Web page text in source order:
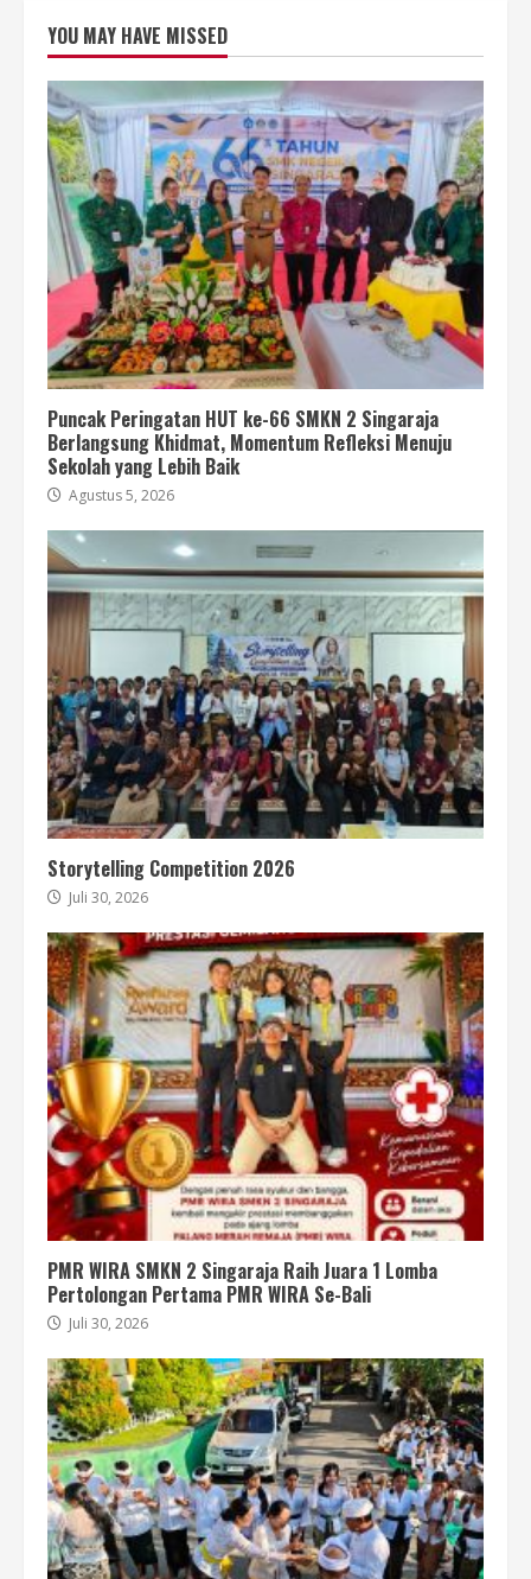
YOU MAY HAVE MISSED
Puncak Peringatan HUT ke-66 SMKN 2 Singaraja
Berlangsung Khidmat, Momentum Refleksi Menuju
Sekolah yang Lebih Baik
Agustus 5, 2026
Storytelling Competition 2026
Juli 30, 2026
PMR WIRA SMKN 2 Singaraja Raih Juara 1 Lomba
Pertolongan Pertama PMR WIRA Se-Bali
Juli 30, 2026